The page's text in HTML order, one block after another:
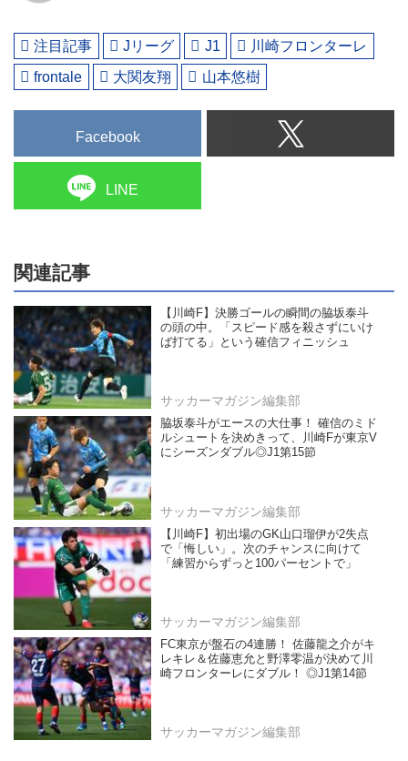
注目記事 Jリーグ J1
川崎フロンターレ
frontale
大関友翔 山本悠樹
Facebook
LINE
関連記事
【川崎F】決勝ゴールの瞬間の脇坂泰斗
の頭の中。「スピード感を殺さずにいけ
ば打てる」という確信フィニッシュ
サッカーマガジン編集部
脇坂泰斗がエースの大仕事！ 確信のミド
ルシュートを決めきって、川崎Fが東京V
にシーズンダブル◎J1第15節
サッカーマガジン編集部
【川崎F】初出場のGK山口瑠伊が2失点
で「悔しい」。次のチャンスに向けて
「練習からずっと100パーセントで」
サッカーマガジン編集部
FC東京が盤石の4連勝！ 佐藤龍之介がキ
レキレ＆佐藤恵允と野澤零温が決めて川
崎フロンターレにダブル！ ◎J1第14節
サッカーマガジン編集部